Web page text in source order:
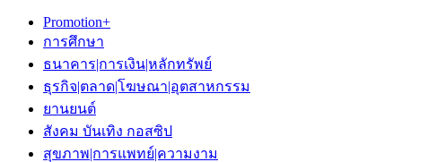
Promotion+
การศึกษา
ธนาคาร|การเงิน|หลักทรัพย์
ธุรกิจ|ตลาด|โฆษณา|อุตสาหกรรม
ยานยนต์
สังคม บันเทิง กอสซิป
สุขภาพ|การแพทย์|ความงาม